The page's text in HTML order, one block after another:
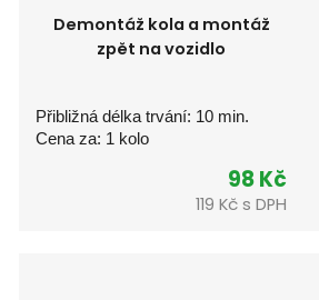
Demontáž kola a montáž
zpět na vozidlo
Přibližná délka trvání: 10 min.
Cena za: 1 kolo
98 Kč
119 Kč s DPH